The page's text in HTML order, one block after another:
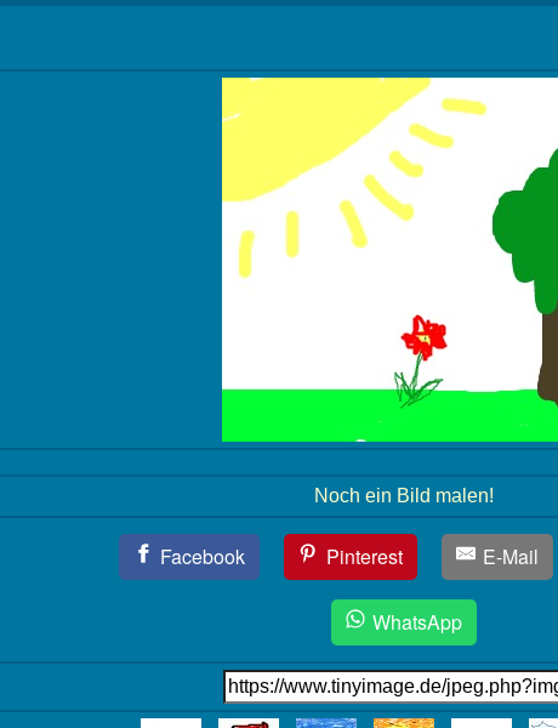
Noch ein Bild malen!
Facebook Pinterest E-Mail
WhatsApp